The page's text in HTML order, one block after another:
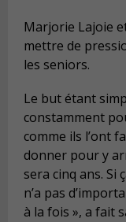
Marjorie Lajoie
mettre de
les seniors.
Le but étant
constamment
comme ils l’ont
donner pour y
sera cinq ans. Si
n’a pas
à la fois », a fait